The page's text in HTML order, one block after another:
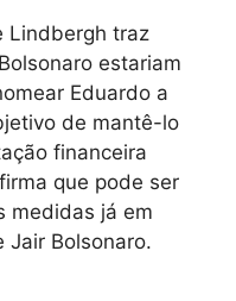
Lindbergh traz
estariam
Eduardo a
de mantê-lo
financeira
que pode ser
medidas já em
Jair Bolsonaro.